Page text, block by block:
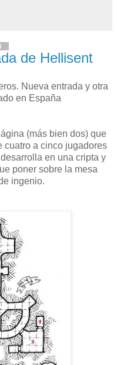
de Hellisent
Nueva entrada y otra
en España
(más bien dos) que
cuatro a cinco jugadores
en una cripta y
poner sobre la mesa
ingenio.